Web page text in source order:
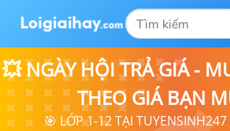
💥 NGÀY HỘI TRẢ GIÁ -
THEO GIÁ BẠN
🎯 LỚP 1-12 TẠI